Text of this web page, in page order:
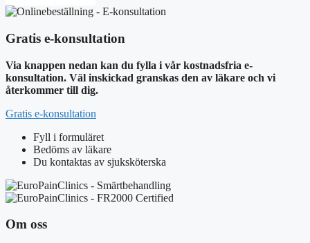
Gratis e-konsultation
Via knappen nedan kan du fylla i vår kostnadsfria e-
konsultation. Väl inskickad granskas den av läkare och vi
återkommer till dig.
Gratis e-konsultation
Fyll i formuläret
Bedöms av läkare
Du kontaktas av sjuksköterska
Om oss